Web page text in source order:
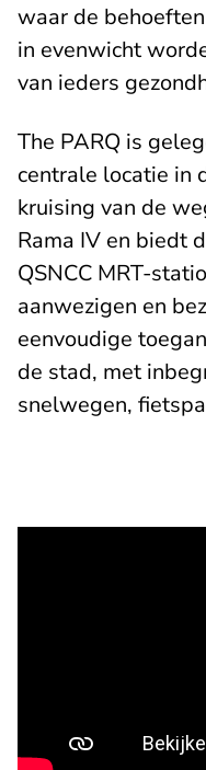
waar de
in evenwicht
van ieders
The PARQ is
centrale locatie in
kruising van de
Rama IV en biedt
QSNCC MRT-
aanwezigen en
eenvoudige
de stad, met
snelwegen,